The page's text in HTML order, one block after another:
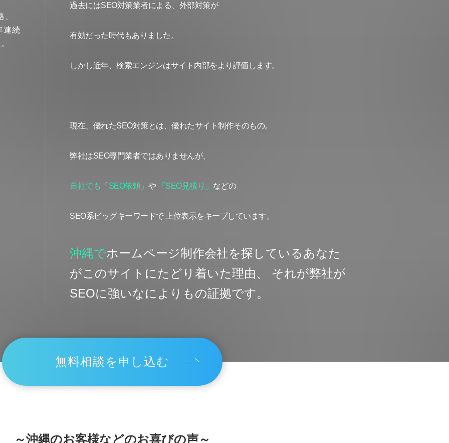
過去にはSEO対策業者による、外部対策が
有効だった時代もありました。
しかし近年、検索エンジンはサイト内部をより評価します。
現在、優れたSEO対策とは、優れたサイト制作そのもの。
弊社はSEO専門業者ではありませんが、
自社でも「SEO依頼」 や 「SEO見積り」 などの
SEO系ビッグキーワードで 上位表示をキープしています。
沖縄でホームページ制作会社を探しているあなた
がこのサイトにたどり着いた理由、 それが弊社が
SEOに強いなによりもの証拠です。
連続
無料相談を申し込む
～沖縄のお客様などのお喜びの声～